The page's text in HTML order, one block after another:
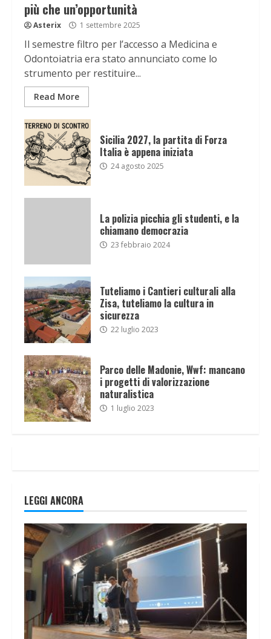
più che un’opportunità
Asterix 1 settembre 2025
Il semestre filtro per l’accesso a Medicina e
Odontoiatria era stato annunciato come lo
strumento per restituire...
Read More
Sicilia 2027, la partita di Forza
Italia è appena iniziata
24 agosto 2025
La polizia picchia gli studenti, e la
chiamano democrazia
23 febbraio 2024
Tuteliamo i Cantieri culturali alla
Zisa, tuteliamo la cultura in
sicurezza
22 luglio 2023
Parco delle Madonie, Wwf: mancano
i progetti di valorizzazione
naturalistica
1 luglio 2023
LEGGI ANCORA